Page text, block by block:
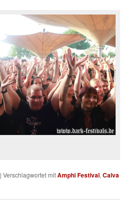
|Verschlagwortet mitAmphi Festival,Calva